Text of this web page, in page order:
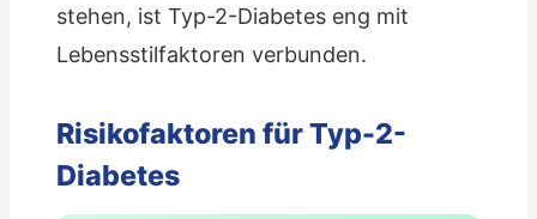
stehen, ist Typ-2-Diabetes eng mit
Lebensstilfaktoren verbunden.
Risikofaktoren für Typ-2-
Diabetes